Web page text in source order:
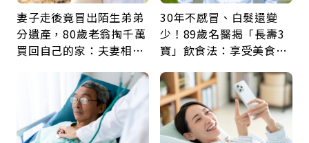
妻子走後竟冒出陌生弟弟
分遺產，80歲老翁掏千萬
買回自己的家：夫妻相守
30年不感冒、白髮還變
少！89歲名醫揭「長壽3
寶」飲食法：享受美食不